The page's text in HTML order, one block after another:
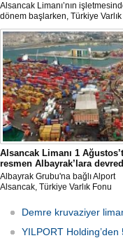
Alsancak Limanı’nın
dönem başlarken, Türkiye
Yatırımlardan Sorumlu Genel
Yardımcısı Aziz Murat Uluğ,
satış ya da imtiyaz devri
belirterek, “Yük limanı
yerli ve milli Alport’a teslim ettik”
açıklamasında bulundu.
Alsancak Limanı 1
resmen Albayrak’lara
Albayrak Grubu'na bağlı Alport
Alsancak, Türkiye Varlık Fonu
yük limanı işletmesini 1 Ağustos
itibarıyla devralacağını liman
kullanıcılarına gönderdiği resmi
Demre kruvaziyer
YILPORT Holding’den